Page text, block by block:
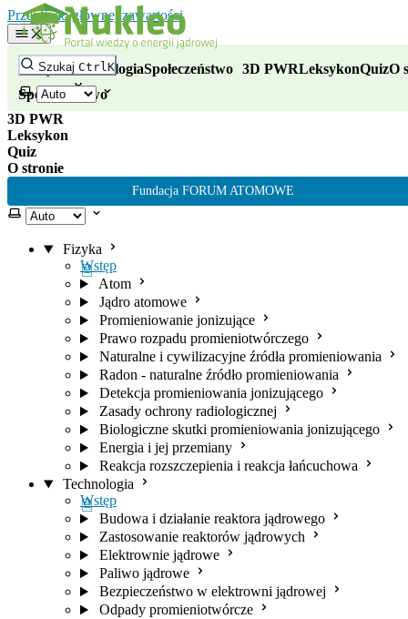
Przejdź do głównej zawartości
Szukaj CtrlK
FizykaTechnologiaSpołeczeństwo 3D PWRLeksykonQuizO
Wybierz motyw
Fizyka
Wstęp
Atom
Jądro atomowe
Promieniowanie jonizujące
Prawo rozpadu promieniotwórczego
Naturalne i cywilizacyjne źródła promieniowania
Radon - naturalne źródło promieniowania
Detekcja promieniowania jonizującego
Zasady ochrony radiologicznej
Biologiczne skutki promieniowania jonizującego
Energia i jej przemiany
Reakcja rozszczepienia i reakcja łańcuchowa
Technologia
Wstęp
Budowa i działanie reaktora jądrowego
Zastosowanie reaktorów jądrowych
Elektrownie jądrowe
Paliwo jądrowe
Bezpieczeństwo w elektrowni jądrowej
Odpady promieniotwórcze
Fizyka
Technologia
Społeczeństwo
3D PWR
Leksykon
Quiz
O stronie
Fundacja FORUM ATOMOWE
Wybierz motyw